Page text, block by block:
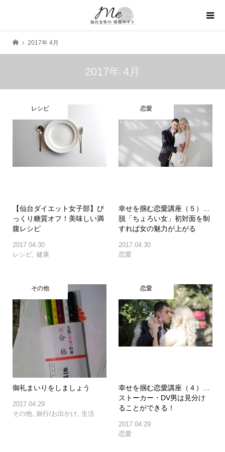
2017年 4月
2017年 4月
レシピ
【仙台ダイエット女子部】び
っくり糖質オフ！美味しい満
腹レシピ
2017.04.30
レシピ, 健康
恋愛
幸せを掴む恋愛講座（５）…
脱「ちょろい女」初対面を制
すれば女の魅力が上がる
2017.04.30
恋愛
その他
御礼まいりをしましょう
2017.04.29
その他, 旅行/お出かけ, 生活
恋愛
幸せを掴む恋愛講座（４）…
ストーカー・DV男は見分け
ることができる！
2017.04.29
恋愛